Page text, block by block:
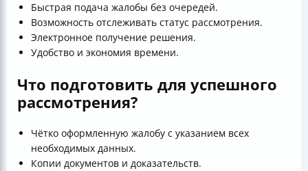
Быстрая подача жалобы без очередей.
Возможность отслеживать статус рассмотрения.
Электронное получение решения.
Удобство и экономия времени.
Что подготовить для успешного
рассмотрения?
Чётко оформленную жалобу с указанием всех
необходимых данных.
Копии документов и доказательств.